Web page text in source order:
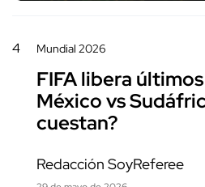
4 Mundial 2026
FIFA libera
México vs
cuestan?
Redacción SoyReferee